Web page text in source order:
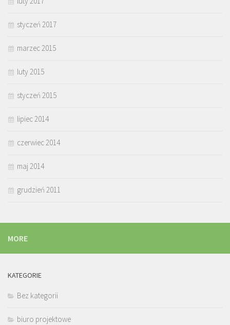
styczeń 2017
marzec 2015
luty 2015
styczeń 2015
lipiec 2014
czerwiec 2014
maj 2014
grudzień 2011
MORE
KATEGORIE
Bez kategorii
biuro projektowe